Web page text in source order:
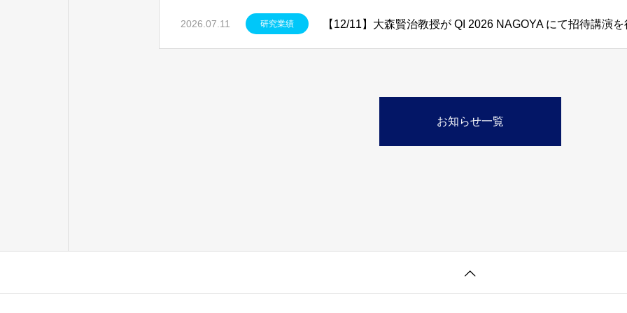
2026.07.11 研究業績 【12/11】大森賢治教授が QI 2026 NAGOYA にて招待講演を
お知らせ一覧